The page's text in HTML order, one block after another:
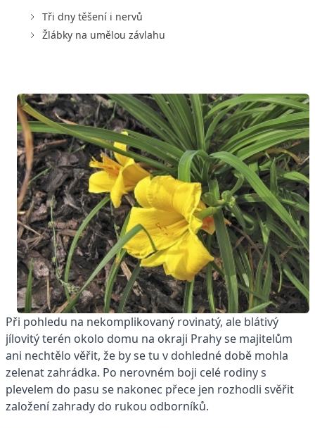
Tři dny těšení i nervů
Žlábky na umělou závlahu
Při pohledu na nekomplikovaný rovinatý, ale blátivý
jílovitý terén okolo domu na okraji Prahy se majitelům
ani nechtělo věřit, že by se tu v dohledné době mohla
zelenat zahrádka. Po nerovném boji celé rodiny s
plevelem do pasu se nakonec přece jen rozhodli svěřit
založení zahrady do rukou odborníků.